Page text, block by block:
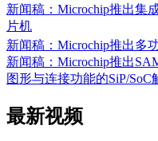
新闻稿：Microchip推出集
片机
新闻稿：Microchip推出多
新闻稿：Microchip推出
图形与连接功能的SiP/SoC
最新视频